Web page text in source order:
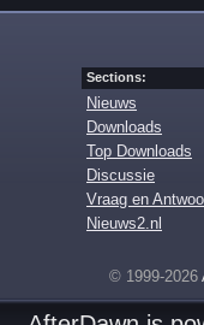
Sections:
Nieuws
Downloads
Top Downloads
Discussie
Vraag en
Nieuws2.nl
© 1999-2026